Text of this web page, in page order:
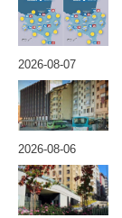
2026-08-07
2026-08-06